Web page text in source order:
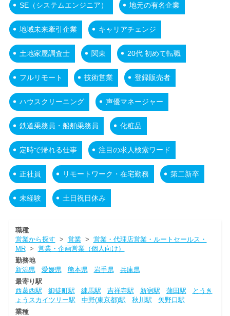
SE（システムエンジニア） 地元の有名企業
地域未来牽引企業 キャリアチェンジ
土地家屋調査士 関東 20代 初めて転職
フルリモート 技術営業 登録販売者
ハウスクリーニング 声優マネージャー
鉄道乗務員・船舶乗務員 化粧品
定時で帰れる仕事 注目の求人検索ワード
正社員 リモートワーク・在宅勤務 第二新卒
未経験 土日祝日休み
職種
営業から探す > 営業> 営業・代理店営業・ルートセールス・
MR> 営業・企画営業（個人向け）
勤務地
新潟県
愛媛県 熊本県 岩手県
兵庫県
最寄り駅
西葛西駅
御徒町駅 練馬駅 吉祥寺駅 新宿駅 蒲田駅
とうき
ょうスカイツリー駅
中野(東京都)駅 秋川駅
矢野口駅
業種